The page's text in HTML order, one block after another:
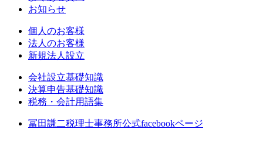
お知らせ
個人のお客様
法人のお客様
新規法人設立
会社設立基礎知識
決算申告基礎知識
税務・会計用語集
冨田謙二税理士事務所公式facebookページ